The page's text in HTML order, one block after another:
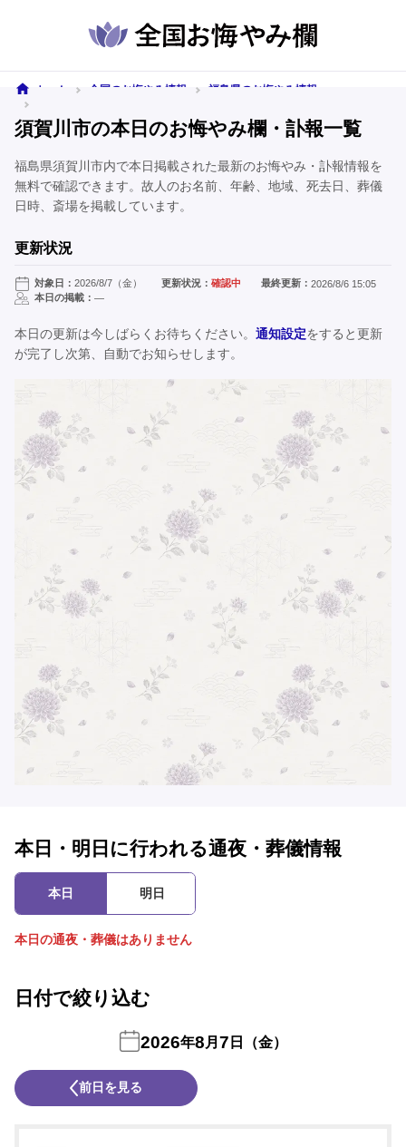
ホーム 全国のお悔やみ情報
福島県のお悔やみ情報
須賀川市の本日のお悔やみ欄・訃報一覧
福島県須賀川市内で本日掲載された最新のお悔やみ・訃報情報を
無料で確認できます。故人のお名前、年齢、地域、死去日、葬儀
日時、斎場を掲載しています。
更新状況
対象日： 2026/8/7（金） 更新状況：確認中 最終更新： 2026/8/6 15:05
本日の掲載： —
本日の更新は今しばらくお待ちください。 通知設定をすると更新
が完了し次第、自動でお知らせします。
本日・明日に行われる通夜・葬儀情報
本日 明日
本日の通夜・葬儀はありません
日付で絞り込む
前日を見る
2026年8 月 7 日（金）